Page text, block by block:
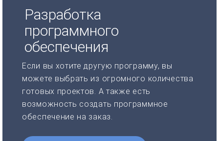
Разработка
программного
обеспечения
Если вы хотите другую программу, вы
можете выбрать из огромного количества
готовых проектов. А также есть
возможность создать программное
обеспечение на заказ.